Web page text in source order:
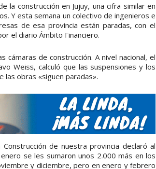
la construcción en Jujuy, una cifra similar en
Y esta semana un colectivo de ingenieros e
de esa provincia están paradas, con el
el diario Ámbito Financiero.
de construcción. A nivel nacional, el
Weiss, calculó que las suspensiones y los
obras «siguen paradas».
de nuestra provincia declaró al
se les sumaron unos 2.000 más en los
y diciembre, pero en enero y febrero